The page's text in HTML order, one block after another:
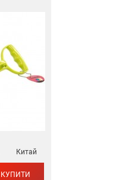
Китай
КУПИТИ